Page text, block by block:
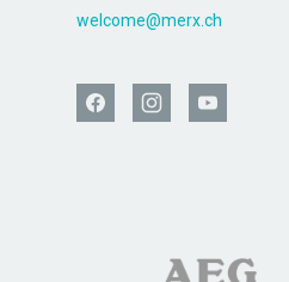
welcome@merx.ch